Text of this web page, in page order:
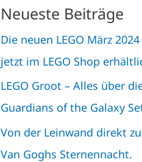
Neueste Beiträge
Die neuen LEGO März
jetzt im LEGO Shop
LEGO Groot – Alles über
Guardians of the Galaxy
Von der Leinwand direkt zu
Van Goghs Sternennacht.